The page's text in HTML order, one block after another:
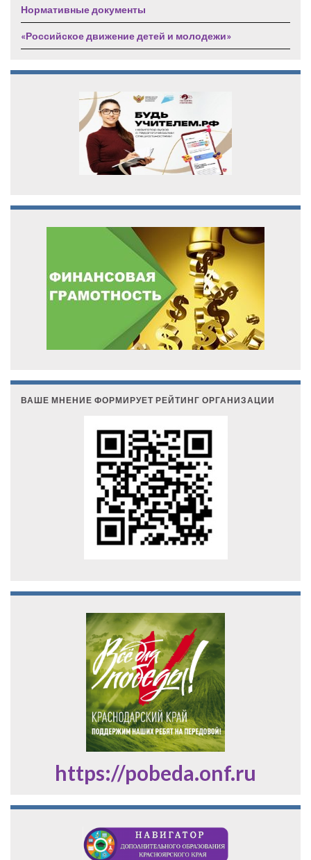
Нормативные документы
«Российское движение детей и молодежи»
ВАШЕ МНЕНИЕ ФОРМИРУЕТ РЕЙТИНГ ОРГАНИЗАЦИИ
https://pobeda.onf.ru